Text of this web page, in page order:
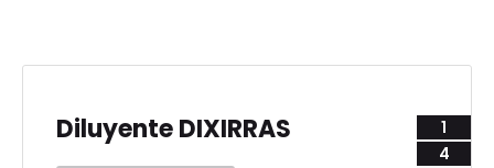
1
4
Diluyente DIXIRRAS